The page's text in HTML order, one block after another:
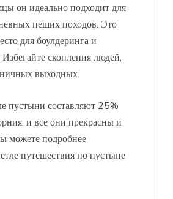
он идеально подходит для
пеших походов. Это
для боулдеринга и
Избегайте скопления людей,
выходных.
пустыни составляют 25%
и все они прекрасны и
можете подробнее
путешествия по пустыне